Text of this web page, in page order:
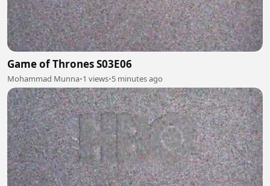
Game of Thrones S03E06
Mohammad Munna•1 views•5 minutes ago